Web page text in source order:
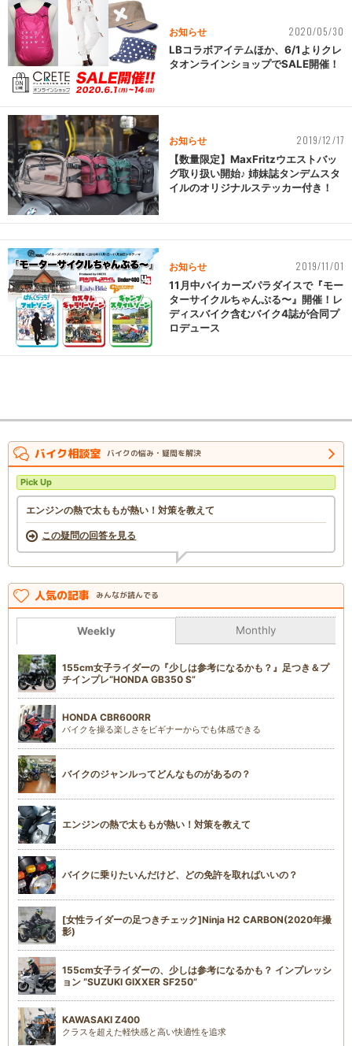
お知らせ 2020/05/30
LBコラボアイテムほか、6/1よりクレ
タオンラインショップでSALE開催！
お知らせ 2019/12/17
【数量限定】MaxFritzウエストバッ
グ取り扱い開始♪ 姉妹誌タンデムスタ
イルのオリジナルステッカー付き！
お知らせ 2019/11/01
11月中バイカーズパラダイスで『モー
ターサイクルちゃんぷる〜』開催！レ
ディスバイク含むバイク4誌が合同プ
ロデュース
バイク相談室 バイクの悩み・疑問を解決
Pick Up
エンジンの熱で太ももが熱い！対策を教えて
この疑問の回答を見る
人気の記事 みんなが読んでる
Weekly Monthly
155cm女子ライダーの『少しは参考になるかも？』足つき＆プ
チインプレ“HONDA GB350 S”
HONDA CBR600RR
バイクを操る楽しさをビギナーからでも体感できる
バイクのジャンルってどんなものがあるの？
エンジンの熱で太ももが熱い！対策を教えて
バイクに乗りたいんだけど、どの免許を取ればいいの？
[女性ライダーの足つきチェック]Ninja H2 CARBON(2020年撮
影)
155cm女子ライダーの、少しは参考になるかも？ インプレッシ
ョン “SUZUKI GIXXER SF250”
KAWASAKI Z400
クラスを超えた軽快感と高い快適性を追求